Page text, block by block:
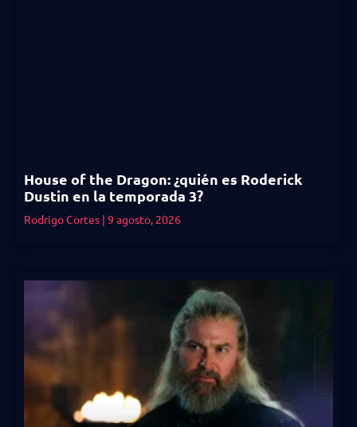
House of the Dragon: ¿quién es Roderick
Dustin en la temporada 3?
Rodrigo Cortes 9 agosto, 2026